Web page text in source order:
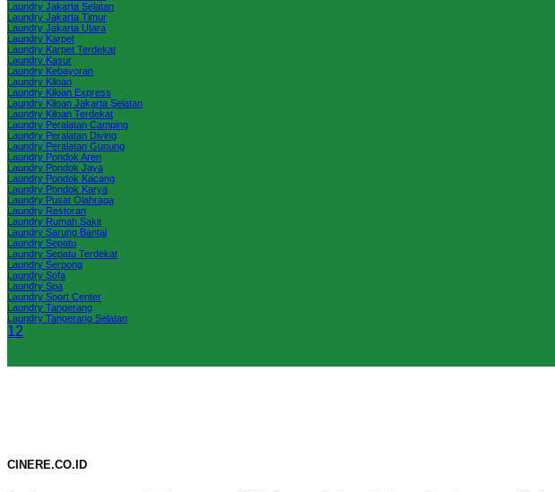
Laundry Jakarta Selatan
Laundry Jakarta Timur
Laundry Jakarta Utara
Laundry Karpet
Laundry Karpet Terdekat
Laundry Kasur
Laundry Kebayoran
Laundry Kiloan
Laundry Kiloan Express
Laundry Kiloan Jakarta Selatan
Laundry Kiloan Terdekat
Laundry Peralatan Camping
Laundry Peralatan Diving
Laundry Peralatan Gunung
Laundry Pondok Aren
Laundry Pondok Jaya
Laundry Pondok Kacang
Laundry Pondok Karya
Laundry Pusat Olahraga
Laundry Restoran
Laundry Rumah Sakit
Laundry Sarung Bantal
Laundry Sepatu
Laundry Sepatu Terdekat
Laundry Serpong
Laundry Sofa
Laundry Spa
Laundry Sport Center
Laundry Tangerang
Laundry Tangerang Selatan
12
CINERE.CO.ID